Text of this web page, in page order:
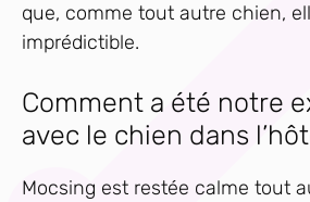
que, comme tout autre chien,
imprédictible.
Comment a été notre
avec le chien dans
Mocsing est restée calme tout